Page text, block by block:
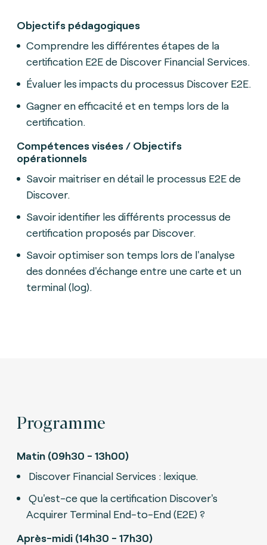
Objectifs pédagogiques
Comprendre les différentes étapes de la
certification E2E de Discover Financial Services.
Évaluer les impacts du processus Discover E2E.
Gagner en efficacité et en temps lors de la
certification.
Compétences visées / Objectifs
opérationnels
Savoir maitriser en détail le processus E2E de
Discover.
Savoir identifier les différents processus de
certification proposés par Discover.
Savoir optimiser son temps lors de l'analyse
des données d'échange entre une carte et un
terminal (log).
Programme
Matin (09h30 - 13h00)
Discover Financial Services : lexique.
Qu'est-ce que la certification Discover's
Acquirer Terminal End-to-End (E2E) ?
Après-midi (14h30 - 17h30)